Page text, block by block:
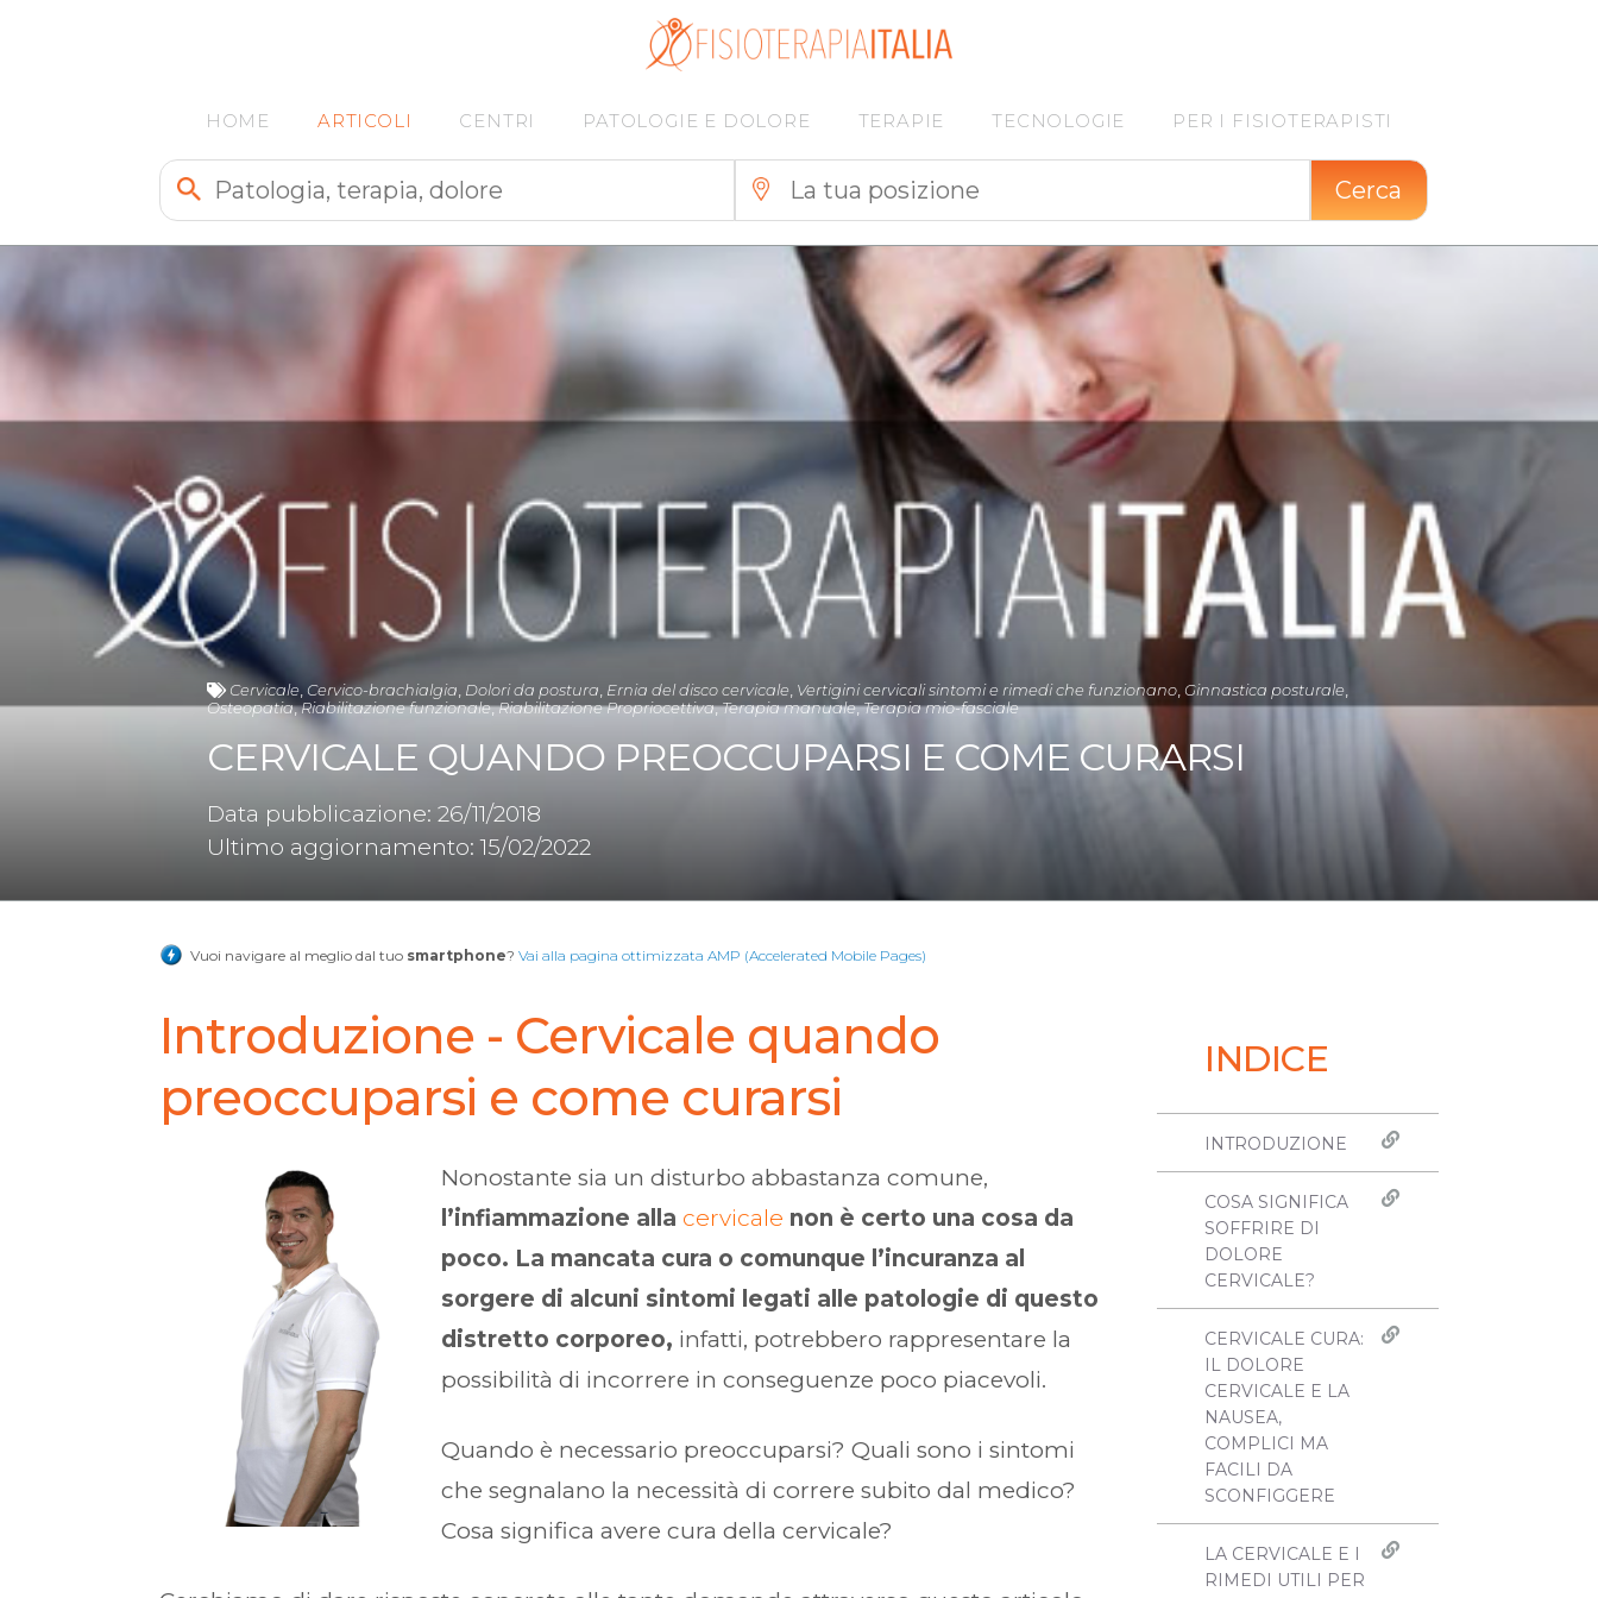
HOME ARTICOLI CENTRI PATOLOGIE E DOLORE TERAPIE TECNOLOGIE PER I FISIOTERAPISTI
Cerca
Cervicale ,Cervico-brachialgia Dolori da postura Ernia del disco cervicale Vertigini cervicali sintomi e rimedi che funzionano ,Ginnastica posturale
Osteopatia,Riabilitazione funzionale,Riabilitazione Propriocettiva,Terapia manuale,Terapia mio-fasciale
CERVICALE QUANDO PREOCCUPARSI E COME CURARSI
Data pubblicazione: 26/11/2018
Ultimo aggiornamento: 15/02/2022
Vuoi navigare al meglio dal tuo smartphone?Vai alla pagina ottimizzata AMP (Accelerated Mobile Pages)
Introduzione - Cervicale quando
preoccuparsi e come curarsi
Nonostante sia un disturbo abbastanza comune,
l’infiammazione alla cervicale non è certo una cosa da
poco. La mancata cura o comunque l’incuranza al
sorgere di alcuni sintomi legati alle patologie di questo
distretto corporeo, infatti, potrebbero rappresentare la
possibilità di incorrere in conseguenze poco piacevoli.
Quando è necessario preoccuparsi? Quali sono i sintomi
che segnalano la necessità di correre subito dal medico?
Cosa significa avere cura della cervicale?
INDICE
INTRODUZIONE
COSA SIGNIFICA
SOFFRIRE DI
DOLORE
CERVICALE?
CERVICALE CURA:
IL DOLORE
CERVICALE E LA
NAUSEA,
COMPLICI MA
FACILI DA
SCONFIGGERE
LA CERVICALE E I
RIMEDI UTILI PER